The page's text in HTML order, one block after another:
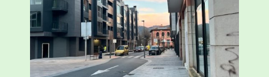
Udal etxebizitza tasatuei buruzko lehen